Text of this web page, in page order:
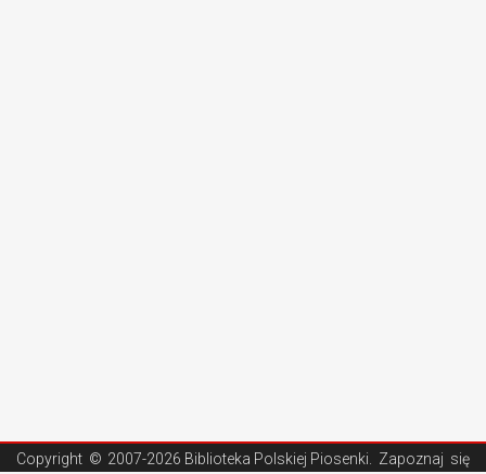
Copyright © 2007-2026 Biblioteka Polskiej Piosenki . Zapoznaj się